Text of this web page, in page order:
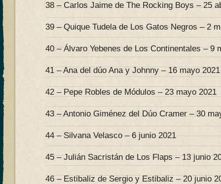
38 – Carlos Jaime de The Rocking Boys – 25
39 – Quique Tudela de Los Gatos Negros – 2
40 – Álvaro Yebenes de Los Continentales – 9
41 – Ana del dúo Ana y Johnny – 16 mayo 2021
42 – Pepe Robles de Módulos – 23 mayo 2021
43 – Antonio Giménez del Dúo Cramer – 30
44 – Silvana Velasco – 6 junio 2021
45 – Julián Sacristán de Los Flaps – 13 junio
46 – Estibaliz de Sergio y Estibaliz – 20 junio